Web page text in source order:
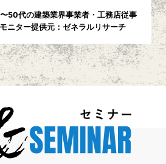
50代の建築業界事業者・工務店従事
ニター提供元：ゼネラルリサーチ